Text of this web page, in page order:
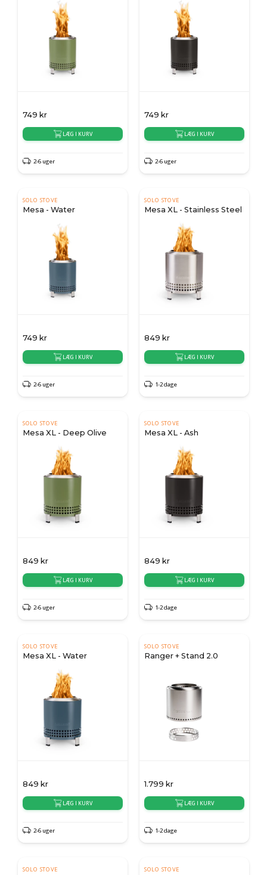
749 kr
LÆG I KURV
2-6 uger
749 kr
LÆG I KURV
2-6 uger
SOLO STOVE
Mesa - Water
749 kr
LÆG I KURV
2-6 uger
SOLO STOVE
Mesa XL - Stainless Steel
849 kr
LÆG I KURV
1-2 dage
SOLO STOVE
Mesa XL - Deep Olive
849 kr
LÆG I KURV
2-6 uger
SOLO STOVE
Mesa XL - Ash
849 kr
LÆG I KURV
1-2 dage
SOLO STOVE
Mesa XL - Water
849 kr
LÆG I KURV
2-6 uger
SOLO STOVE
Ranger + Stand 2.0
1.799 kr
LÆG I KURV
1-2 dage
SOLO STOVE SOLO STOVE